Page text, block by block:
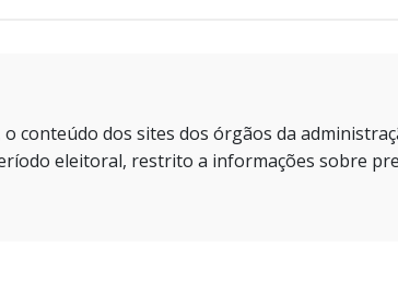
o conteúdo dos sites dos órgãos da
eleitoral, restrito a informações sobre